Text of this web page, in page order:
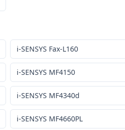
i-SENSYS Fax-L160
i-SENSYS MF4150
i-SENSYS MF4340d
i-SENSYS MF4660PL